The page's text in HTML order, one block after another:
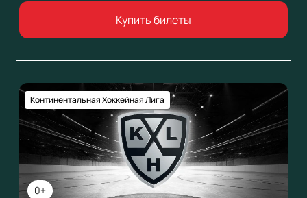
Купить билеты
0+
Континентальная Хоккейная Лига